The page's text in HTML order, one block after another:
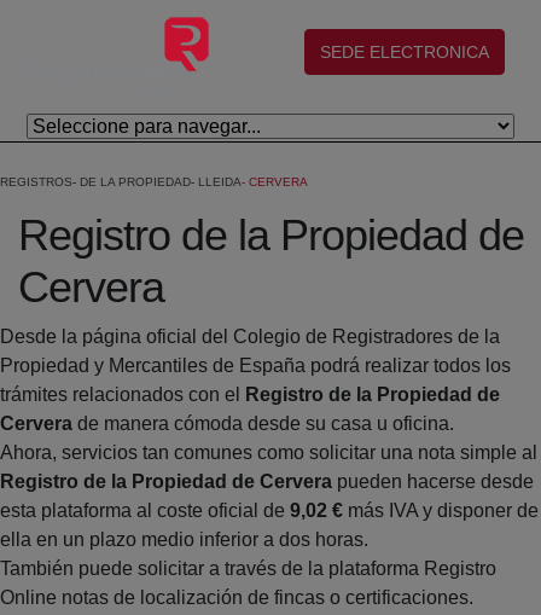
Skip to Main Content
(abre en nueva ventana)
SEDE ELECTRONICA
REGISTROS DE LA PROPIEDAD LLEIDA CERVERA
Registro de la Propiedad de
Cervera
Desde la página oficial del Colegio de Registradores de la
Propiedad y Mercantiles de España podrá realizar todos los
trámites relacionados con el
Registro de la Propiedad de
Cervera de manera cómoda desde su casa u oficina.
Ahora, servicios tan comunes como solicitar una nota simple al
Registro de la Propiedad de Cervera pueden hacerse desde
esta plataforma al coste oficial de 9,02 € más IVA y disponer de
ella en un plazo medio inferior a dos horas.
También puede solicitar a través de la plataforma Registro
Online notas de localización de fincas o certificaciones.